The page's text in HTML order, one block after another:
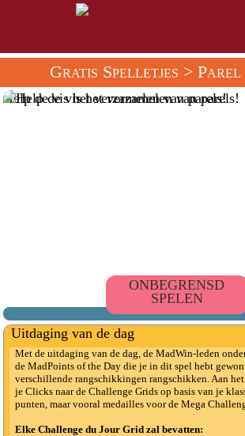
Gratis Spelletjes > Parel
Help de vis het verzamelen van parels!
ONBEGRENSD
SPELEN
Uitdaging van de dag
Met de uitdaging van de dag, de MadWin-leden
de MadPoints of the Day die je in dit spel hebt
verschillende rangschikkingen rangschikken. Aan
je Clicks naar de Challenge Grids op basis van je
punten, maar vooral medailles voor de Mega
Elke Challenge du Jour Grid zal bevatten: